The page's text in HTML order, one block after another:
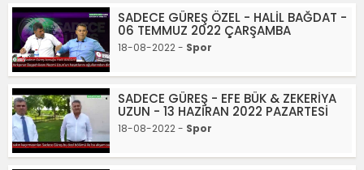
SADECE GÜREŞ ÖZEL - HALİL BAĞDAT -
06 TEMMUZ 2022 ÇARŞAMBA
18-08-2022 - Spor
SADECE GÜREŞ - EFE BÜK & ZEKERİYA
UZUN - 13 HAZİRAN 2022 PAZARTESİ
18-08-2022 - Spor